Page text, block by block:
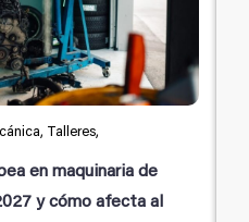
Talleres,
en maquinaria de
y cómo afecta al